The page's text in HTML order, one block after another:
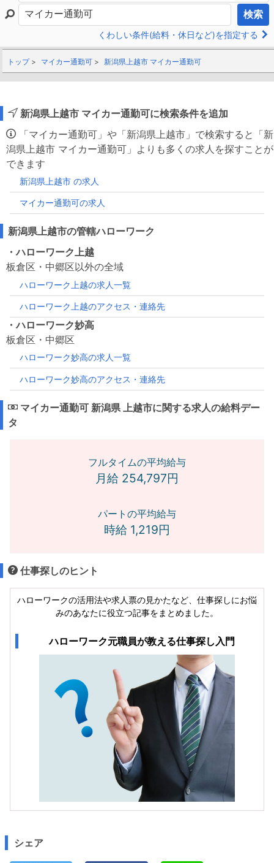
検索
くわしい条件(給料・休日など)を指定する
トップ マイカー通勤可 新潟県上越市 マイカー通勤可
新潟県上越市 マイカー通勤可に検索条件を追加
「マイカー通勤可」や「新潟県上越市」で検索すると「新
潟県上越市 マイカー通勤可」よりも多くの求人を探すことが
できます
新潟県上越市 の求人
マイカー通勤可の求人
新潟県上越市の管轄ハローワーク
・ハローワーク上越
板倉区・中郷区以外の全域
ハローワーク上越の求人一覧
ハローワーク上越のアクセス・連絡先
・ハローワーク妙高
板倉区・中郷区
ハローワーク妙高の求人一覧
ハローワーク妙高のアクセス・連絡先
マイカー通勤可 新潟県 上越市に関する求人の給料デー
タ
フルタイムの平均給与
月給 254,797円
パートの平均給与
時給 1,219円
仕事探しのヒント
ハローワークの活用法や求人票の見かたなど、仕事探しにお悩
みのあなたに役立つ記事をまとめました。
ハローワーク元職員が教える仕事探し入門
シェア